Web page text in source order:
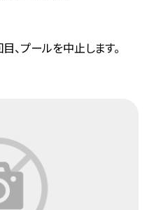
、プールを中止します。